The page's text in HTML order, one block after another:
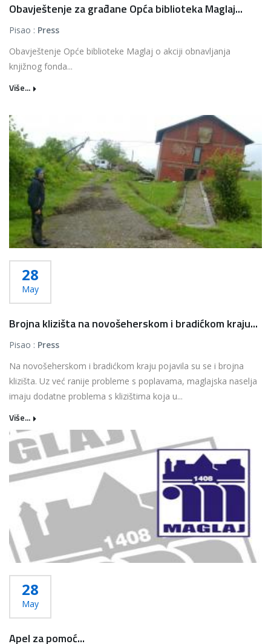
Obavještenje za građane Opća biblioteka Maglaj...
Pisao : Press
Obavještenje Opće biblioteke Maglaj o akciji obnavljanja
knjižnog fonda...
Više...
28
May
Brojna klizišta na novošeherskom i bradićkom kraju...
Pisao : Press
Na novošeherskom i bradićkom kraju pojavila su se i brojna
klizišta. Uz već ranije probleme s poplavama, maglajska naselja
imaju dodatne problema s klizištima koja u...
Više...
28
May
Apel za pomoć...